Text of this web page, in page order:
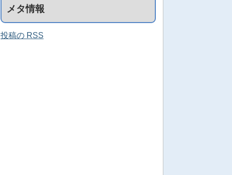
メタ情報
投稿の RSS